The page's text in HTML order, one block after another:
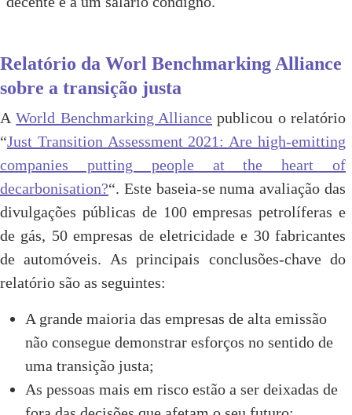
Relatório da Worl Benchmarking Alliance
sobre a transição justa
AWorld Benchmarking Alliance publicou o relatório
“Just Transition Assessment 2021: Are high-emitting
companies putting people at the heart of
decarbonisation?“. Este baseia-se numa avaliação das
divulgações públicas de 100 empresas petrolíferas e
de gás, 50 empresas de eletricidade e 30 fabricantes
de automóveis. As principais conclusões-chave do
relatório são as seguintes:
A grande maioria das empresas de alta emissão
não consegue demonstrar esforços no sentido de
uma transição justa;
As pessoas mais em risco estão a ser deixadas de